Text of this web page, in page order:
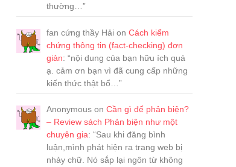
thường… ”
fan cứng thầy Hải on Cách kiểm
chứng thông tin (fact-checking) đơn
giản: “nội dung của bạn hữu ích quá
ạ. cảm ơn bạn vì đã cung cấp những
kiến thức thật bổ… ”
Anonymous on Cần gì để phản biện?
– Review sách Phản biện như một
chuyên gia: “Sau khi đăng bình
luận,mình phát hiện ra trang web bị
nhảy chữ. Nó sắp lại ngôn từ không